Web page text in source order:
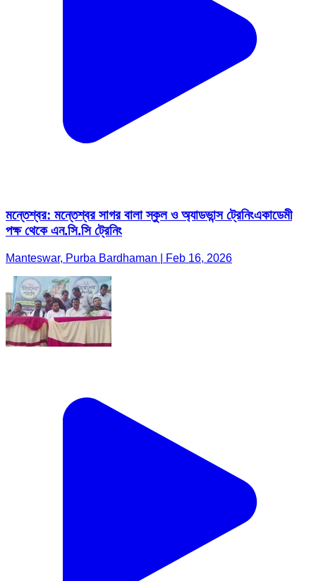
মন্তেশ্বর: মন্তেশ্বর সাগর বালা স্কুল ও অ্যাডভান্স ট্রেনিংএকাডেমী
পক্ষ থেকে এন.সি.সি ট্রেনিং
Manteswar, Purba Bardhaman | Feb 16, 2026